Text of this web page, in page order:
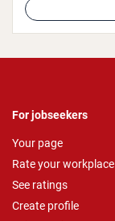
For jobseekers
Your page
Rate your workplace
See ratings
Create profile